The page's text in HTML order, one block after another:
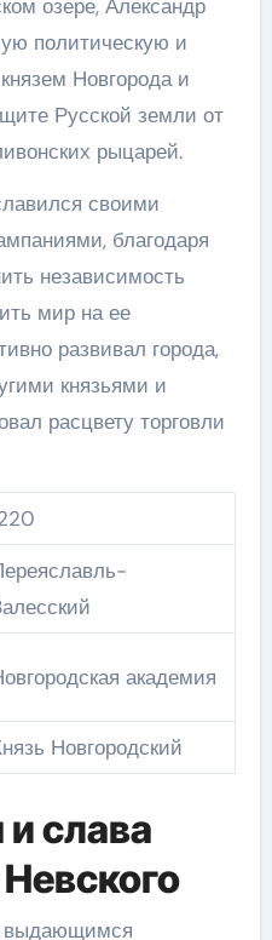
озере, Александр
политическую и
Новгорода и
Русской земли от
рыцарей.
своими
благодаря
независимость
мир на ее
развивал города,
князьями и
расцвету торговли
академия
Новгородский
слава
выдающимся